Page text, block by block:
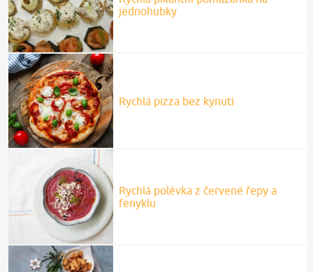
jednohubky
Rychlá pizza bez kynutí
Rychlá polévka z červené řepy a
fenyklu